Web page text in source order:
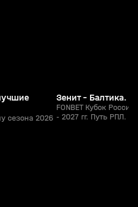
сезона 2026
Зенит - Балтика.
FONBET Кубок
- 2027 гг. Путь РПЛ.